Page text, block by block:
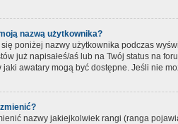
nazwą użytkownika?
poniżej nazwy użytkownika podczas
już napisałeś/aś lub na Twój status na
awatary mogą być dostępne. Jeśli nie
nazwy jakiejkolwiek rangi (ranga